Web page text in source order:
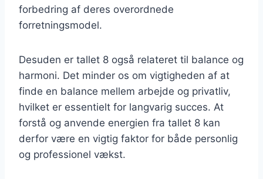
forbedring af deres overordnede
forretningsmodel.
Desuden er tallet 8 også relateret til balance og
harmoni. Det minder os om vigtigheden af at
finde en balance mellem arbejde og privatliv,
hvilket er essentielt for langvarig succes. At
forstå og anvende energien fra tallet 8 kan
derfor være en vigtig faktor for både personlig
og professionel vækst.